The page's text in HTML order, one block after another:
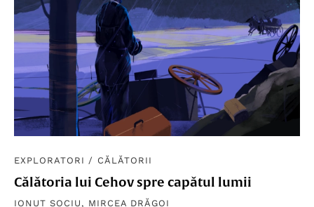
EXPLORATORI / CĂLĂTORII
Călătoria lui Cehov spre capătul lumii
IONUȚ SOCIU , MIRCEA DRĂGOI